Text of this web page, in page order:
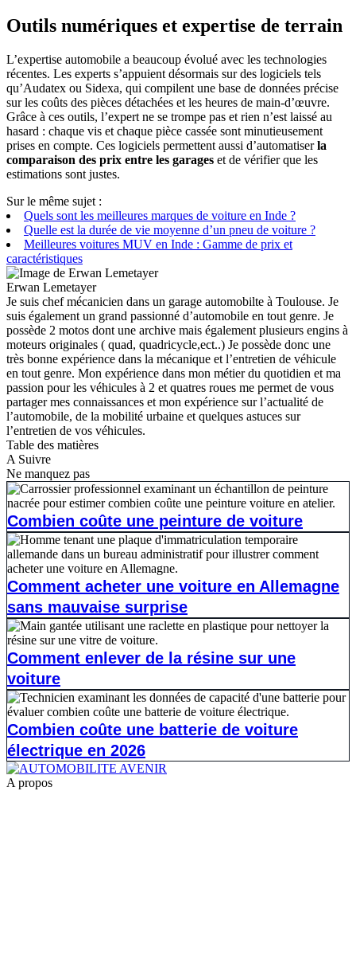
Outils numériques et expertise de terrain
L’expertise automobile a beaucoup évolué avec les technologies
récentes. Les experts s’appuient désormais sur des logiciels tels
qu’Audatex ou Sidexa, qui compilent une base de données précise
sur les coûts des pièces détachées et les heures de main-d’œuvre.
Grâce à ces outils, l’expert ne se trompe pas et rien n’est laissé au
hasard : chaque vis et chaque pièce cassée sont minutieusement
prises en compte. Ces logiciels permettent aussi d’automatiserla
comparaison des prix entre les garages et de vérifier que les
estimations sont justes.
Sur le même sujet :
Quels sont les meilleures marques de voiture en Inde ?
Quelle est la durée de vie moyenne d’un pneu de voiture ?
Meilleures voitures MUV en Inde : Gamme de prix et
caractéristiques
Erwan Lemetayer
Je suis chef mécanicien dans un garage automobilte à Toulouse. Je
suis également un grand passionné d’automobile en tout genre. Je
possède 2 motos dont une archive mais également plusieurs engins à
moteurs originales ( quad, quadricycle,ect..) Je possède donc une
très bonne expérience dans la mécanique et l’entretien de véhicule
en tout genre. Mon expérience dans mon métier du quotidien et ma
passion pour les véhicules à 2 et quatres roues me permet de vous
partager mes connaissances et mon expérience sur l’actualité de
l’automobile, de la mobilité urbaine et quelques astuces sur
l’entretien de vos véhicules.
Table des matières
A Suivre
Ne manquez pas
Combien coûte une peinture de voiture
Comment acheter une voiture en Allemagne
sans mauvaise surprise
Comment enlever de la résine sur une
voiture
Combien coûte une batterie de voiture
électrique en 2026
A propos